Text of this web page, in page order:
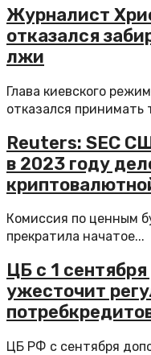
Журналист
отказался
лжи
Глава киевского
отказался принимать
Reuters: SEC
в 2023 году
Комиссия по ценным
прекратила начатое...
ЦБ с 1
ужесточит
ЦБ РФ с сентября